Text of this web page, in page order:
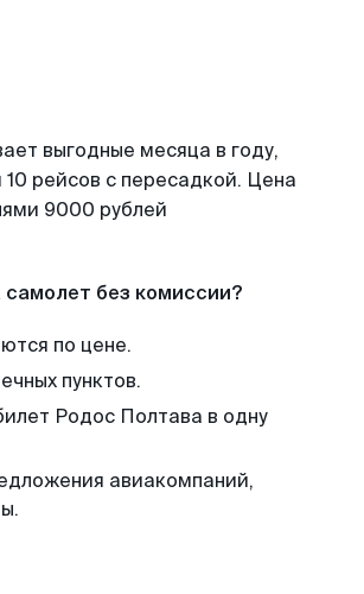
выгодные месяца в году,
рейсов с пересадкой. Цена
9000 рублей
без комиссии?
по цене.
пунктов.
Родос Полтава в одну
авиакомпаний,